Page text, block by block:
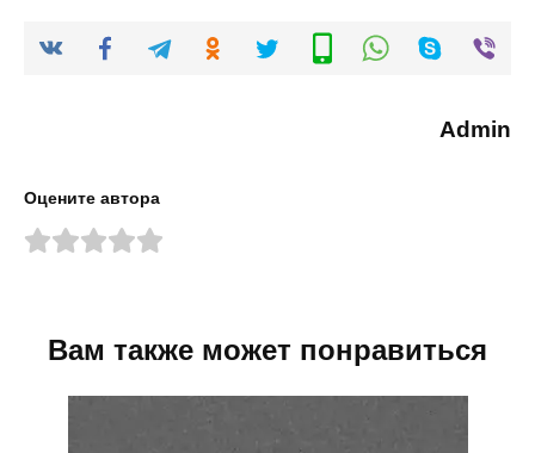
Admin
Оцените автора
Вам также может понравиться